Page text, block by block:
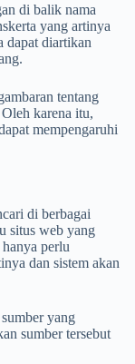
di balik nama
yang artinya
dapat diartikan
tentang
karena itu,
mempengaruhi
di berbagai
situs web yang
perlu
dan sistem akan
yang
sumber tersebut